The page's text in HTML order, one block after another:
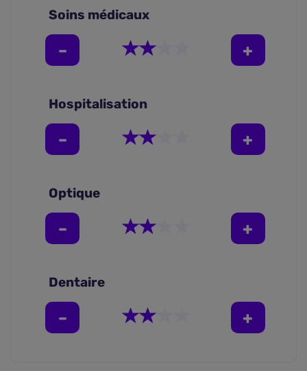
Soins médicaux
Hospitalisation
Optique
Dentaire